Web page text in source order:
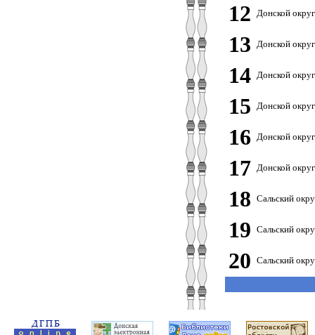
12 Донской
13 Донской
14 Донской
15 Донской
16 Донской
17 Донской
18 Сальский
19 Сальский
20 Сальский